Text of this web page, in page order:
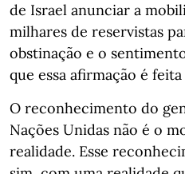
de Israel anunciar a
milhares de reservistas
obstinação e o
que essa afirmação é
O reconhecimento do
Nações Unidas não é o
realidade. Esse